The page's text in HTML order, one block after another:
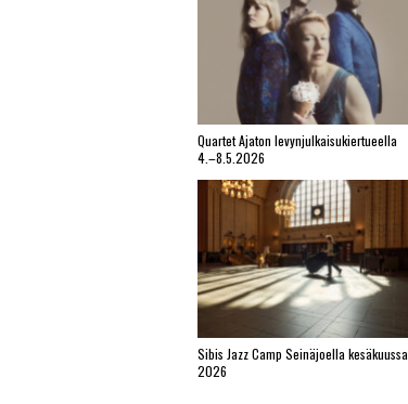
Quartet Ajaton levynjulkaisukiertueella
4.–8.5.2026
Sibis Jazz Camp Seinäjoella kesäkuussa
2026